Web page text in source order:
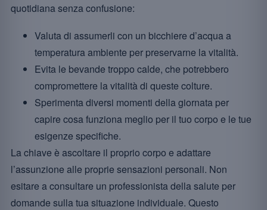
quotidiana senza confusione:
Valuta di assumerli con un bicchiere d’acqua a
temperatura ambiente per preservarne la vitalità.
Evita le bevande troppo calde, che potrebbero
compromettere la vitalità di queste colture.
Sperimenta diversi momenti della giornata per
capire cosa funziona meglio per il tuo corpo e le tue
esigenze specifiche.
La chiave è ascoltare il proprio corpo e adattare
l’assunzione alle proprie sensazioni personali. Non
esitare a consultare un professionista della salute per
domande sulla tua situazione individuale. Questo